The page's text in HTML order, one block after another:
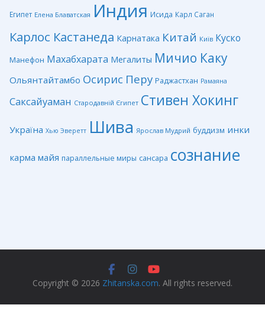
Египет Елена Блаватская Индия Исида Карл Саган
Карлос Кастанеда Карнатака Китай Київ Куско
Манефон Махабхарата Мегалиты Мичио Каку
Ольянтайтамбо Осирис Перу Раджастхан Рамаяна
Саксайуаман Стародавній Єгипет Стивен Хокинг
Україна Хью Эверетт Шива Ярослав Мудрий буддизм инки
карма майя параллельные миры сансара сознание
Copyright © 2026 Zhitanska.com. All rights reserved.